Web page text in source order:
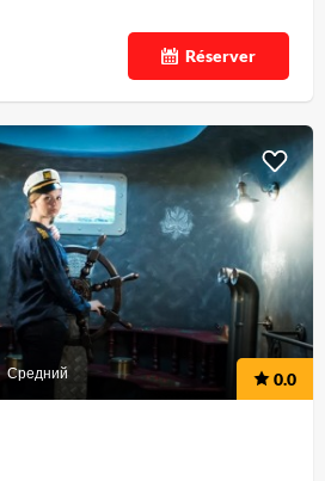
Réserver
Средний 0.0